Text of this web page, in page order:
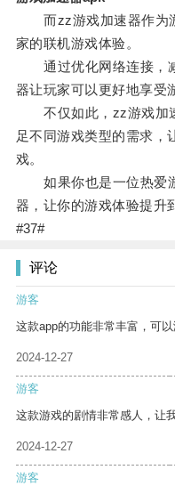
而zz游戏加速器作为
家的联机游戏体验。
通过优化网络连接，
器让玩家可以更好地享受
不仅如此，zz游戏加
足不同游戏类型的需求，
戏。
如果你也是一位热爱
器，让你的游戏体验提升
#37#
评论
游客
这款app的功能非常丰富，可以
2024-12-27
游客
这款游戏的剧情非常感人，让
2024-12-27
游客